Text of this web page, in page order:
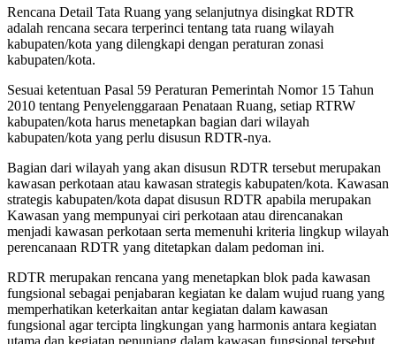
Rencana Detail Tata Ruang yang selanjutnya disingkat RDTR
adalah rencana secara terperinci tentang tata ruang wilayah
kabupaten/kota yang dilengkapi dengan peraturan zonasi
kabupaten/kota.
Sesuai ketentuan Pasal 59 Peraturan Pemerintah Nomor 15 Tahun
2010 tentang Penyelenggaraan Penataan Ruang, setiap RTRW
kabupaten/kota harus menetapkan bagian dari wilayah
kabupaten/kota yang perlu disusun RDTR-nya.
Bagian dari wilayah yang akan disusun RDTR tersebut merupakan
kawasan perkotaan atau kawasan strategis kabupaten/kota. Kawasan
strategis kabupaten/kota dapat disusun RDTR apabila merupakan
Kawasan yang mempunyai ciri perkotaan atau direncanakan
menjadi kawasan perkotaan serta memenuhi kriteria lingkup wilayah
perencanaan RDTR yang ditetapkan dalam pedoman ini.
RDTR merupakan rencana yang menetapkan blok pada kawasan
fungsional sebagai penjabaran kegiatan ke dalam wujud ruang yang
memperhatikan keterkaitan antar kegiatan dalam kawasan
fungsional agar tercipta lingkungan yang harmonis antara kegiatan